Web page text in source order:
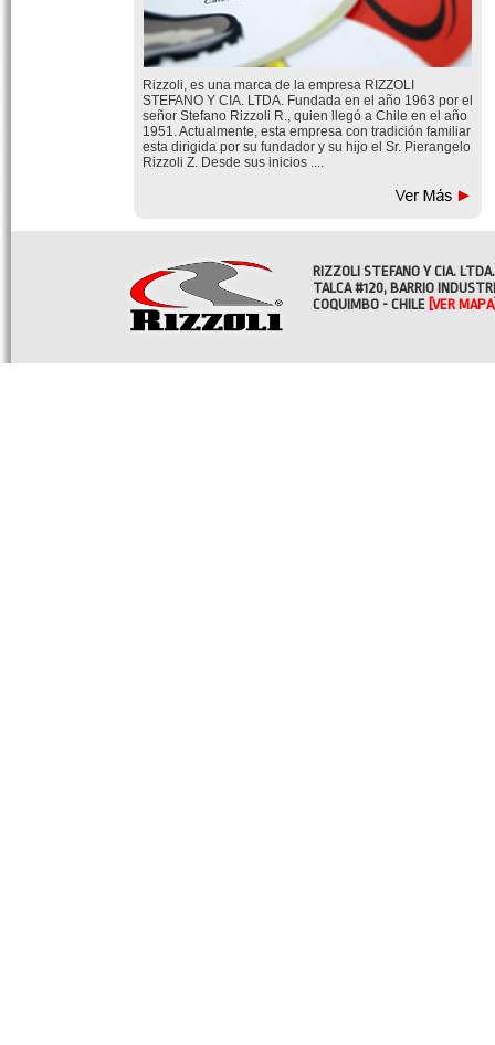
Rizzoli, es una marca de la empresa RIZZOLI
STEFANO Y CIA. LTDA. Fundada en el año 1963 por el
señor Stefano Rizzoli R., quien llegó a Chile en el año
1951. Actualmente, esta empresa con tradición familiar
esta dirigida por su fundador y su hijo el Sr. Pierangelo
Rizzoli Z. Desde sus inicios ....
RIZZOLI STEFANO Y CIA. LTDA.
TALCA #120, BARRIO
COQUIMBO - CHILE [VER